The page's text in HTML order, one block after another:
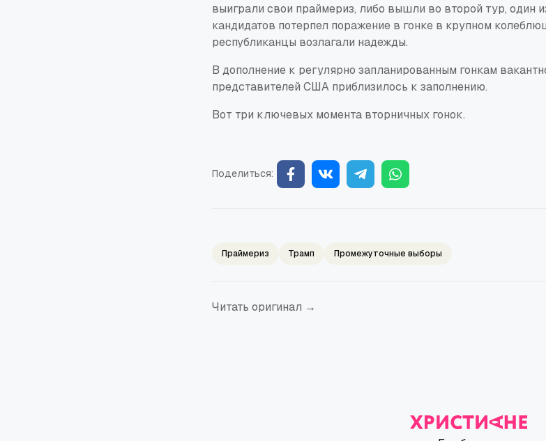
выиграли свои праймериз, либо вышли во второй тур, один
кандидатов потерпел поражение в гонке в крупном
республиканцы возлагали надежды.
В дополнение к регулярно запланированным гонкам
представителей США приблизилось к заполнению.
Вот три ключевых момента вторничных гонок.
Поделиться:
Праймериз Трамп Промежуточные выборы
Читать оригинал →